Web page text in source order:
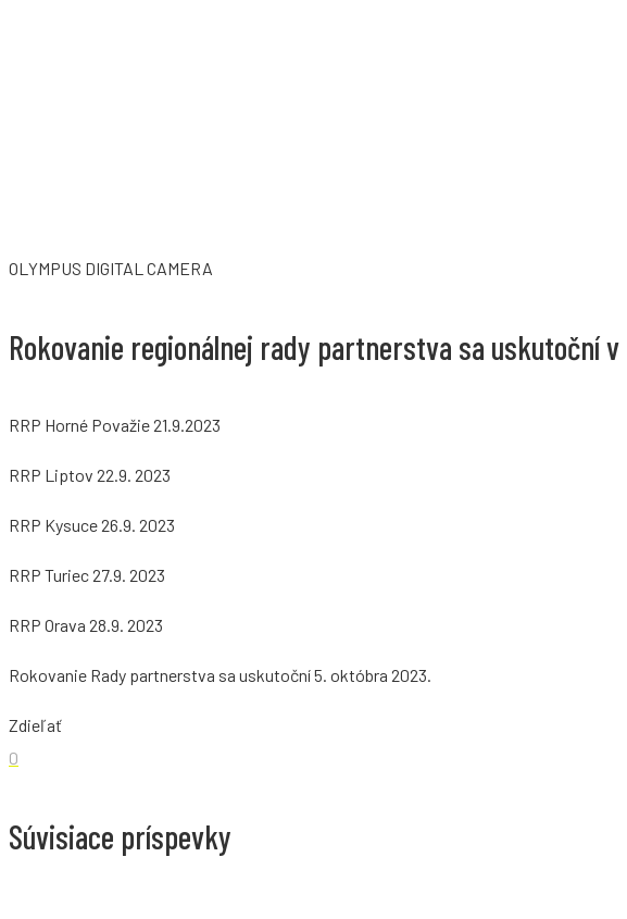
OLYMPUS DIGITAL CAMERA
Rokovanie regionálnej rady partnerstva sa uskutoční
RRP Horné Považie 21.9.2023
RRP Liptov 22.9. 2023
RRP Kysuce 26.9. 2023
RRP Turiec 27.9. 2023
RRP Orava 28.9. 2023
Rokovanie Rady partnerstva sa uskutoční 5. októbra 2023.
Zdieľať
0
Súvisiace príspevky